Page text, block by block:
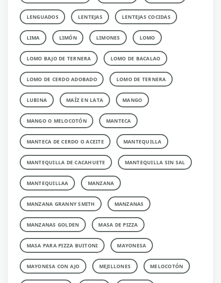
LENGUADOS LENTEJAS LENTEJAS COCIDAS
LIMA LIMÓN LIMONES LOMO
LOMO BAJO DE TERNERA LOMO DE BACALAO
LOMO DE CERDO ADOBADO LOMO DE TERNERA
LUBINA MAÍZ EN LATA MANGO
MANGO O MELOCOTÓN MANTECA
MANTECA DE CERDO O ACEITE MANTEQUILLA
MANTEQUILLA DE CACAHUETE MANTEQUILLA SIN SAL
MANTEQUILLAA MANZANA
MANZANA GRANNY SMITH MANZANAS
MANZANAS GOLDEN MASA DE PIZZA
MASA PARA PIZZA BUITONI MAYONESA
MAYONESA CON AJO MEJILLONES MELOCOTÓN